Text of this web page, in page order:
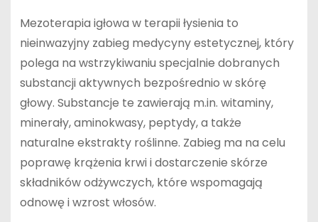
Mezoterapia igłowa w terapii łysienia to
nieinwazyjny zabieg medycyny estetycznej, który
polega na wstrzykiwaniu specjalnie dobranych
substancji aktywnych bezpośrednio w skórę
głowy. Substancje te zawierają m.in. witaminy,
minerały, aminokwasy, peptydy, a także
naturalne ekstrakty roślinne. Zabieg ma na celu
poprawę krążenia krwi i dostarczenie skórze
składników odżywczych, które wspomagają
odnowę i wzrost włosów.